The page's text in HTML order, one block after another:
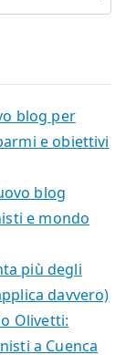
blog per
e obiettivi
blog
e mondo
più degli
davvero)
Olivetti:
a Cuenca